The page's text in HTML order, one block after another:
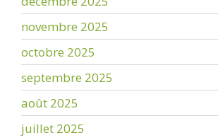
novembre 2025
octobre 2025
septembre 2025
août 2025
juillet 2025